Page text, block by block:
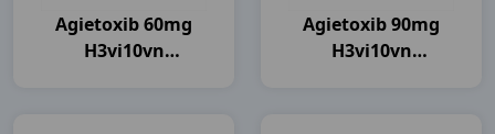
Agietoxib 60mg
H3vi10vn
Agietoxib 90mg
H3vi10vn